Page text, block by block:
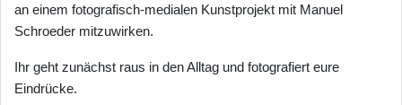
an einem fotografisch-medialen Kunstprojekt mit Manuel
Schroeder mitzuwirken.
Ihr geht zunächst raus in den Alltag und fotografiert eure
Eindrücke.